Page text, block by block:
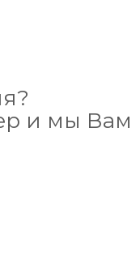
и мы Вам